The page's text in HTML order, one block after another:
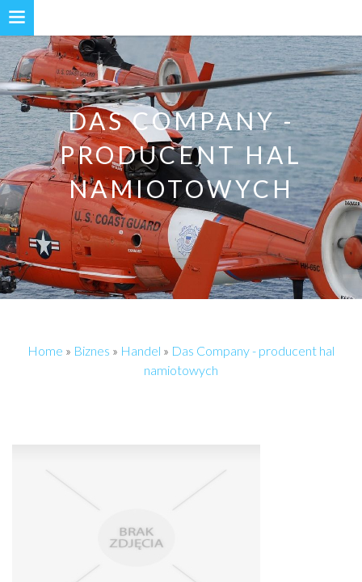
DAS COMPANY -
PRODUCENT HAL
NAMIOTOWYCH
Home » Biznes » Handel » Das Company - producent hal
namiotowych